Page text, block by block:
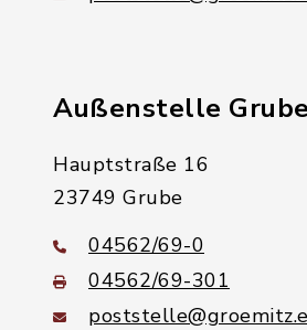
Außenstelle Grube
Hauptstraße 16
23749 Grube
04562/69-0
04562/69-301